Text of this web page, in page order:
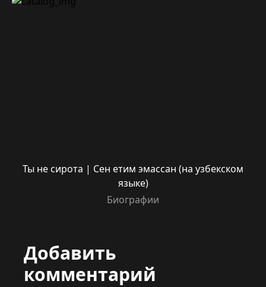
Ты не сирота | Сен етим эмассан (на узбекском
языке)
Биографии
Добавить
комментарий